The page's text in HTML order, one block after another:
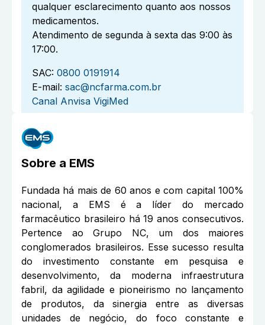
qualquer esclarecimento quanto aos nossos
medicamentos.
Atendimento de segunda à sexta das 9:00 às
17:00.
SAC: 0800 0191914
E-mail: sac@ncfarma.com.br
Canal Anvisa VigiMed
Sobre a EMS
Fundada há mais de 60 anos e com capital 100%
nacional, a EMS é a líder do mercado
farmacêutico brasileiro há 19 anos consecutivos.
Pertence ao Grupo NC, um dos maiores
conglomerados brasileiros. Esse sucesso resulta
do investimento constante em pesquisa e
desenvolvimento, da moderna infraestrutura
fabril, da agilidade e pioneirismo no lançamento
de produtos, da sinergia entre as diversas
unidades de negócio, do foco constante e